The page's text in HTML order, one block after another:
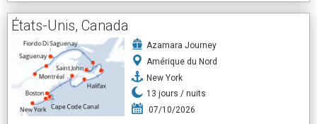
États-Unis, Canada
Azamara Journey
Amérique du Nord
New York
13 jours / nuits
07/10/2026